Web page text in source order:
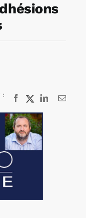
: Facebook
X LinkedInEmail